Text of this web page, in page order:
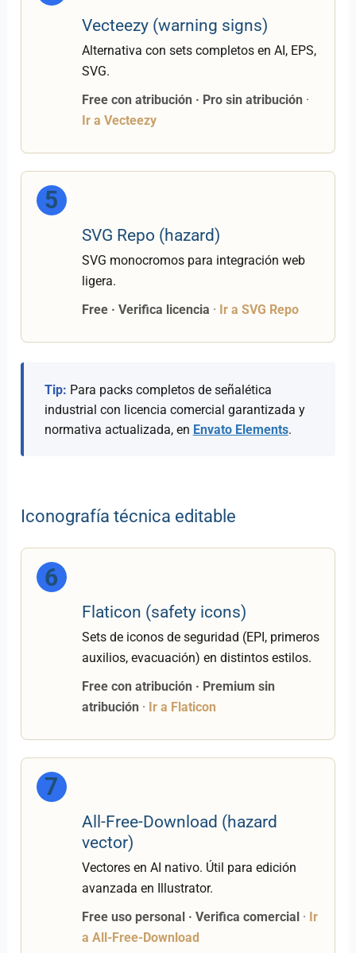
Vecteezy (warning signs)
Alternativa con sets completos en AI, EPS,
SVG.
Free con atribución · Pro sin atribución ·
Ir a Vecteezy
5
SVG Repo (hazard)
SVG monocromos para integración web
ligera.
Free · Verifica licencia · Ir a SVG Repo
Tip: Para packs completos de señalética
industrial con licencia comercial garantizada y
normativa actualizada, en Envato Elements.
Iconografía técnica editable
6
Flaticon (safety icons)
Sets de iconos de seguridad (EPI, primeros
auxilios, evacuación) en distintos estilos.
Free con atribución · Premium sin
atribución · Ir a Flaticon
7
All-Free-Download (hazard
vector)
Vectores en AI nativo. Útil para edición
avanzada en Illustrator.
Free uso personal · Verifica comercial· Ir
a All-Free-Download